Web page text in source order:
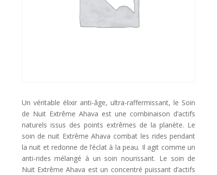
Un véritable élixir anti-âge, ultra-raffermissant, le Soin
de Nuit Extrême Ahava est une combinaison d’actifs
naturels issus des points extrêmes de la planète. Le
soin de nuit Extrême Ahava combat les rides pendant
la nuit et redonne de l’éclat à la peau. Il agit comme un
anti-rides mélangé à un soin nourissant. Le soin de
Nuit Extrême Ahava est un concentré puissant d’actifs